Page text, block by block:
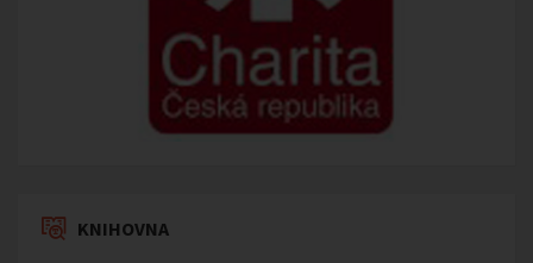
KNIHOVNA